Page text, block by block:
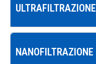
ULTRAFILTRAZIONE
NANOFILTRAZIONE